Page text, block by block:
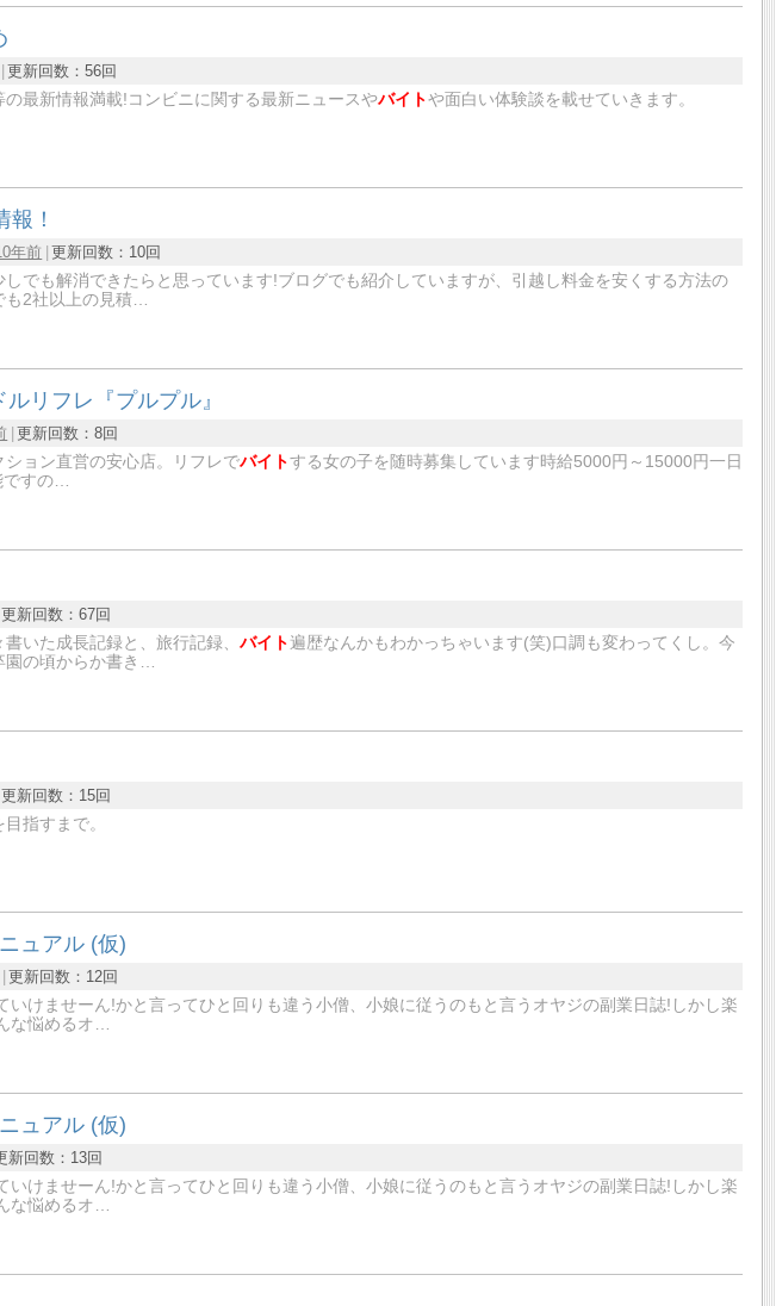
更新回数：56回
最新情報満載!コンビニに関する最新ニュースやバイトや面白い体験談を載せていきます。
！
年前 更新回数： 10回
でも解消できたらと思っています!ブログでも紹介していますが、引越し料金を安くする方法の
2社以上の見積…
リフレ『プルプル』
更新回数：8回
ョン直営の安心店。リフレでバイトする女の子を随時募集しています時給5000円～15000円一日
すの…
更新回数：67回
いた成長記録と、旅行記録、 バイト遍歴なんかもわかっちゃいます(笑)口調も変わってくし。今
の頃からか書き…
更新回数： 15回
指すまで。
ュアル (仮)
更新回数： 12回
いけませーん!かと言ってひと回りも違う小僧、小娘に従うのもと言うオヤジの副業日誌!しかし楽
な悩めるオ…
ュアル (仮)
新回数： 13回
いけませーん!かと言ってひと回りも違う小僧、小娘に従うのもと言うオヤジの副業日誌!しかし楽
な悩めるオ…